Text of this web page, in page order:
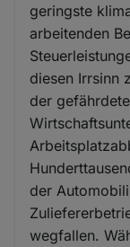
geringste
arbeitenden
diesen Irrsinn
der
der
wegfallen.